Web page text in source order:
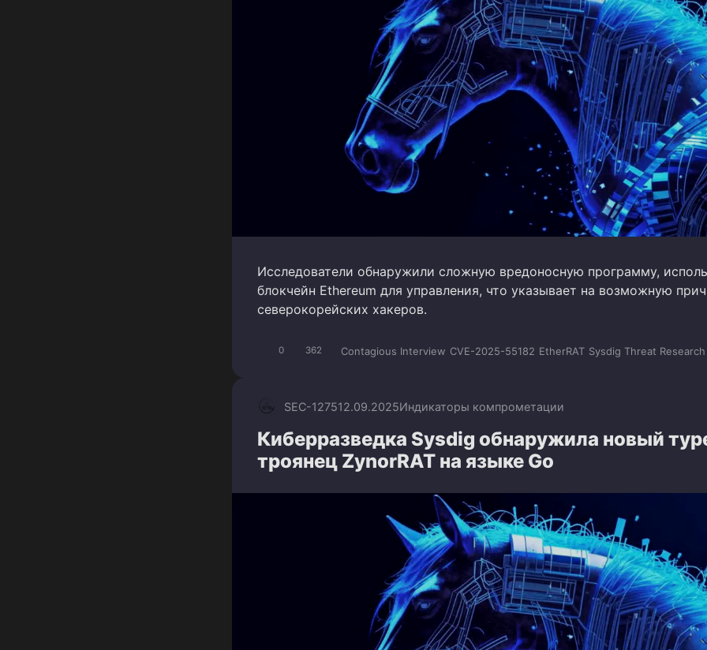
Исследователи обнаружили сложную вредоносную программу,
блокчейн Ethereum для управления, что указывает на возможную
северокорейских хакеров.
0 362 Contagious Interview CVE-2025-55182 EtherRAT Sysdig Threat Research
SEC-127512.09.2025Индикаторы компрометации
Киберразведка Sysdig обнаружила новый
троянец ZynorRAT на языке Go